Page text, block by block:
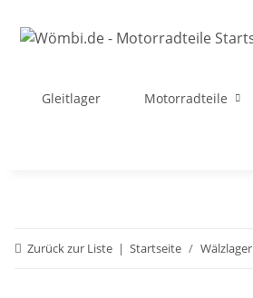
Gleitlager Motorradteile
Zurück zur Liste Startseite Wälzlager